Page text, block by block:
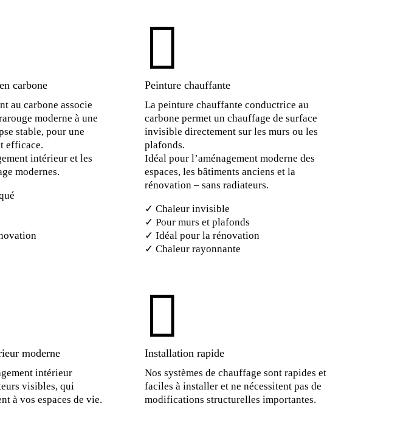
carbone
au carbone associe
moderne à une
stable, pour une
efficace.
intérieur et les
modernes.

Peinture chauffante
La peinture chauffante conductrice au
carbone permet un chauffage de surface
invisible directement sur les murs ou les
plafonds.
Idéal pour l’aménagement moderne des
espaces, les bâtiments anciens et la
rénovation – sans radiateurs.
✓ Chaleur invisible
✓ Pour murs et plafonds
✓ Idéal pour la rénovation
✓ Chaleur rayonnante
moderne
intérieur
visibles, qui
à vos espaces de vie.

Installation rapide
Nos systèmes de chauffage sont rapides et
faciles à installer et ne nécessitent pas de
modifications structurelles importantes.